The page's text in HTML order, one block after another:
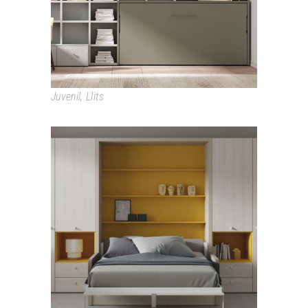
Juvenil, Llits
ABATIBLES